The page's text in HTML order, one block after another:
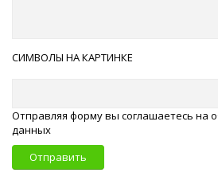
СИМВОЛЫ НА КАРТИНКЕ
Отправляя форму вы соглашаетесь на
данных
Отправить